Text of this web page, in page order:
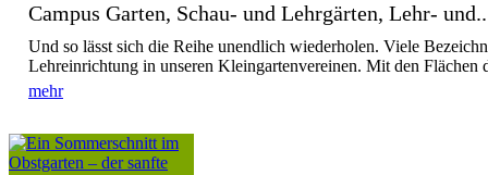
Campus Garten, Schau- und Lehrgärten, Lehr-
Und so lässt sich die Reihe unendlich wiederholen. Viele
Lehreinrichtung in unseren Kleingartenvereinen. Mit den Flächen
mehr